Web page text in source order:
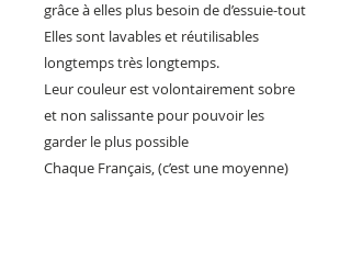
grâce à elles plus besoin de d’essuie-tout
Elles sont lavables et réutilisables
longtemps très longtemps.
Leur couleur est volontairement sobre
et non salissante pour pouvoir les
garder le plus possible
Chaque Français, (c’est une moyenne)